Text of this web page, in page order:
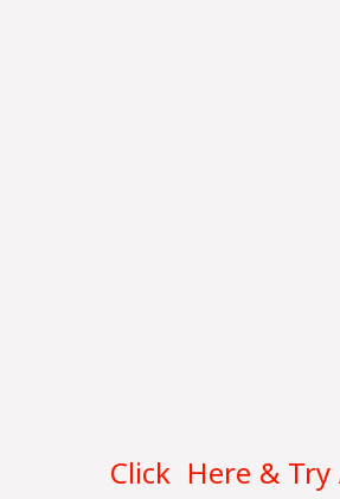
Click Here & Try